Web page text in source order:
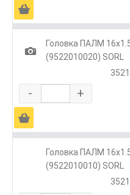
Ä
1
Головка ПАЛМ
(9522010020) SORL
- +
Ä
Головка ПАЛМ
(9522010010) SORL